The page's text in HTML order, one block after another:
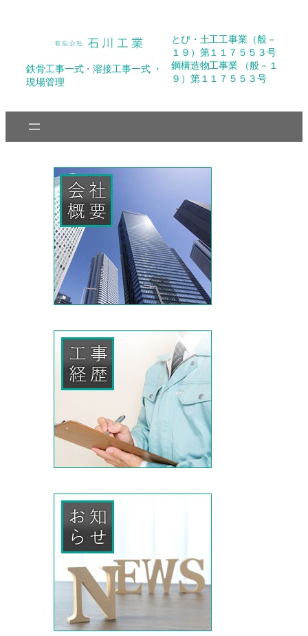
プ
鉄骨工事一式・溶接工事一式 ・
現場管理
とび・土工工事業（般－
１９）第１１７５５３号
鋼構造物工事業 （般－１
９）第１１７５５３号